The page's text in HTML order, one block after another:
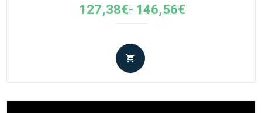
127,38€- 146,56€
Fascia
prezzo:
da
127,38€
146,56€